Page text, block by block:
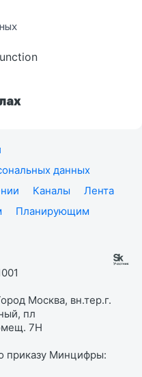
данных
Каналы
Лента
Планирующим
Москва, вн.тер.г.
пл
7Н
приказу Минцифры: